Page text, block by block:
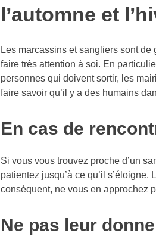
l’automne et
Les marcassins et sangliers sont de
faire très attention à soi. En
personnes qui doivent sortir, les
faire savoir qu’il y a des humains
En cas de
Si vous vous trouvez proche d’un
patientez jusqu’à ce qu’il
conséquent, ne vous en approchez
Ne pas leur